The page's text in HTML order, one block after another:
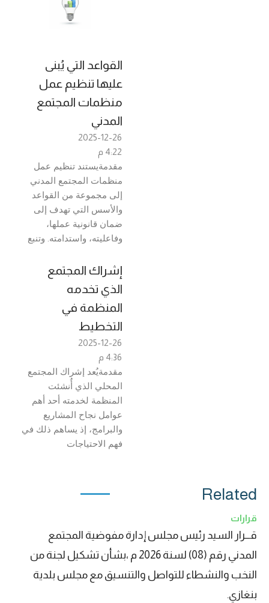
القواعد التي يُبنى
عليها تنظيم عمل
منظمات المجتمع
المدني
2025-12-26
4:22 م
مقدمةيستند تنظيم عمل
منظمات المجتمع المدني
إلى مجموعة من القواعد
والأسس التي تهدف إلى
ضمان قانونية عملها،
وفاعليته، واستدامته. وتنبع
إشراك المجتمع
الذي تخدمه
المنظمة في
التخطيط
2025-12-26
4:36 م
مقدمةيُعد إشراك المجتمع
المحلي الذي أُنشئت
المنظمة لخدمته أحد أهم
عوامل نجاح المشاريع
والبرامج، إذ يساهم ذلك في
فهم الاحتياجات
Related
قرارات
قـــرار السيد رئيس مجلس إدارة مفوضية المجتمع
المدني رقم (08) لسنة 2026 م ،بشأن تشكيل لجنة من
النخب والنشطاء للتواصل والتنسيق مع مجلس بلدية
بنغازي.